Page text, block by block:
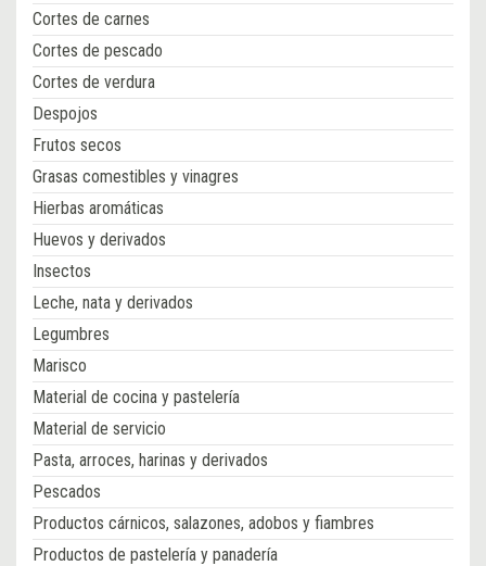
Cortes de carnes
Cortes de pescado
Cortes de verdura
Despojos
Frutos secos
Grasas comestibles y vinagres
Hierbas aromáticas
Huevos y derivados
Insectos
Leche, nata y derivados
Legumbres
Marisco
Material de cocina y pastelería
Material de servicio
Pasta, arroces, harinas y derivados
Pescados
Productos cárnicos, salazones, adobos y fiambres
Productos de pastelería y panadería